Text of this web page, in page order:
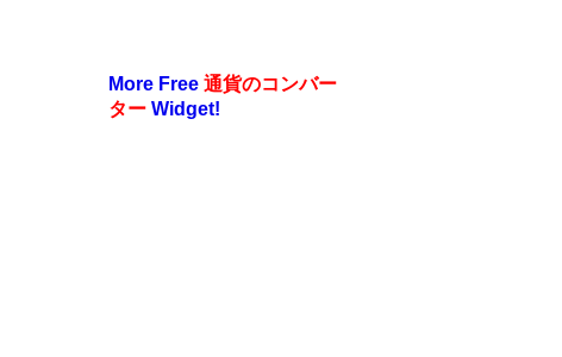
More Free 通貨のコンバー
ター Widget!